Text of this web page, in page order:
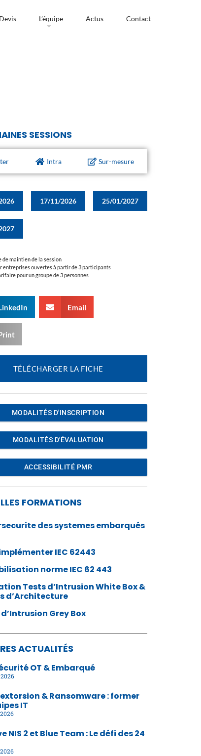
Devis L’équipe Actus Contact
SESSIONS
Intra Sur-mesure
17/11/2026 25/01/2027
de maintien de la session
entreprises ouvertes à partir de 3 participants
pour un groupe de 3 personnes
Email
TÉLÉCHARGER LA FICHE
MODALITÉS D'INSCRIPTION
MODALITÉS D'ÉVALUATION
ACCESSIBILITÉ PMR
FORMATIONS
des systemes embarqués
IEC 62443
norme IEC 62 443
Tests d’Intrusion White Box &
d’Architecture
Grey Box
ACTUALITÉS
OT & Embarqué
& Ransomware : former
IT
NIS 2 et Blue Team : Le défi des 24